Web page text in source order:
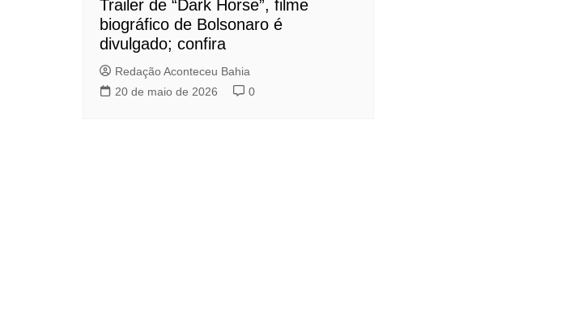
Trailer de “Dark Horse”, filme
biográfico de Bolsonaro é
divulgado; confira
Redação Aconteceu Bahia
20 de maio de 2026
0